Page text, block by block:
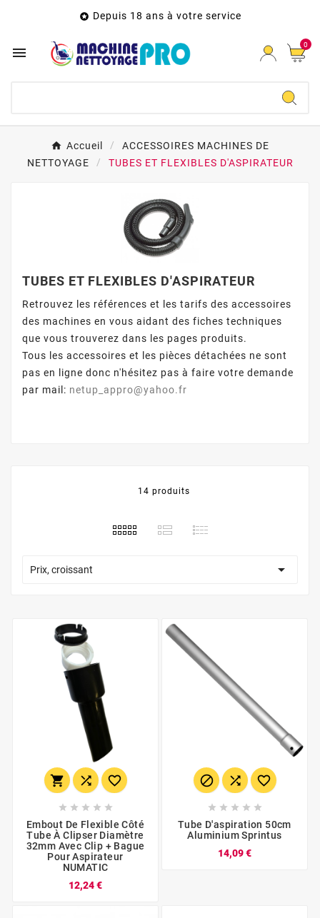
 Depuis 18 ans à votre service
 0
Accueil
ACCESSOIRES MACHINES DE
NETTOYAGE
TUBES ET FLEXIBLES D'ASPIRATEUR
TUBES ET FLEXIBLES D'ASPIRATEUR
Retrouvez les références et les tarifs des accessoires
des machines en vous aidant des fiches techniques
que vous trouverez dans les pages produits.
Tous les accessoires et les pièces détachées ne sont
pas en ligne donc n'hésitez pas à faire votre demande
par mail: netup_appro@yahoo.fr
14 produits
Prix, croissant 
  
    
Embout De Flexible Côté
Tube À Clipser Diamètre
32mm Avec Clip + Bague
Pour Aspirateur
NUMATIC
12,24 €
  
    
Tube D'aspiration 50cm
Aluminium Sprintus
14,09 €